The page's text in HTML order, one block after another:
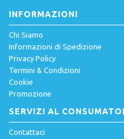
INFORMAZIONI
Chi Siamo
Informazioni di Spedizione
Privacy Policy
Termini & Condizioni
Cookie
Promozione
SERVIZI AL
Contattaci